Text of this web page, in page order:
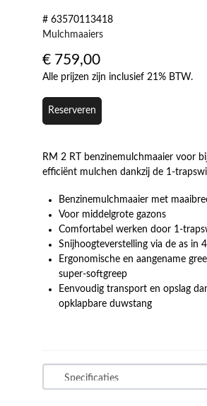
# 63570113418
Mulchmaaiers
€ 759,00
Alle prijzen zijn inclusief 21% BTW.
Reserveren
RM 2 RT benzinemulchmaaier voor
efficiënt mulchen dankzij de 1-
Benzinemulchmaaier met
Voor middelgrote gazons
Comfortabel werken door 1-
Snijhoogteverstelling via de as in
Ergonomische en aangename
super-softgreep
Eenvoudig transport en opslag
opklapbare duwstang